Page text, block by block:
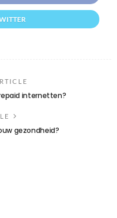
internetten?
gezondheid?